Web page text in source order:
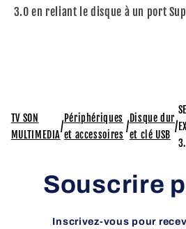
3.0 en reliant le disque à un port
TV SON
MULTIMEDIA
/
Périphériques
et accessoires
/
Disque dur
et clé USB
/
Souscrire
Inscrivez-vous pour